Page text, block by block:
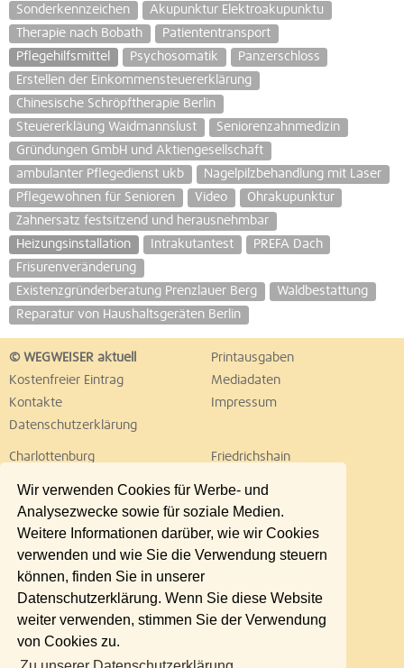
Wir verwenden Cookies für Werbe- und
Analysezwecke sowie für soziale Medien.
Weitere Informationen darüber, wie wir Cookies
verwenden und wie Sie die Verwendung steuern
können, finden Sie in unserer
Datenschutzerklärung. Wenn Sie diese Website
weiter verwenden, stimmen Sie der Verwendung
von Cookies zu.
Sonderkennzeichen
Akupunktur Elektroakupunktu
Therapie nach Bobath
Patiententransport
Pflegehilfsmittel
Psychosomatik
Panzerschloss
Erstellen der Einkommensteuererklärung
Chinesische Schröpftherapie Berlin
Steuererkläung Waidmannslust
Seniorenzahnmedizin
Gründungen GmbH und Aktiengesellschaft
ambulanter Pflegedienst ukb
Nagelpilzbehandlung mit Laser
Pflegewohnen für Senioren
Video
Ohrakupunktur
Zahnersatz festsitzend und herausnehmbar
Heizungsinstallation
Intrakutantest
PREFA Dach
Frisurenveränderung
Existenzgründerberatung Prenzlauer Berg
Waldbestattung
Reparatur von Haushaltsgeräten Berlin
© WEGWEISER aktuell
Printausgaben
Kostenfreier Eintrag
Mediadaten
Kontakte
Impressum
Datenschutzerklärung
Charlottenburg
Friedrichshain
Lichtenberg
Marzahn
Neukölln
Pankow
Reinickendorf
Schöneberg
Spandau
Steglitz
Tempelhof
Treptow
Umland Ost